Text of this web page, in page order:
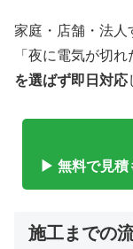
家庭・店舗・法人
「夜に電気が切
を選ばず即日対応
▶ 無料で見積
施工までの